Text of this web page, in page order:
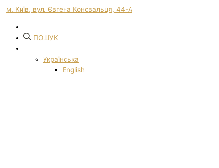
м. Київ, вул. Євгена Коновальця, 44-А
ПОШУК
Українська
English